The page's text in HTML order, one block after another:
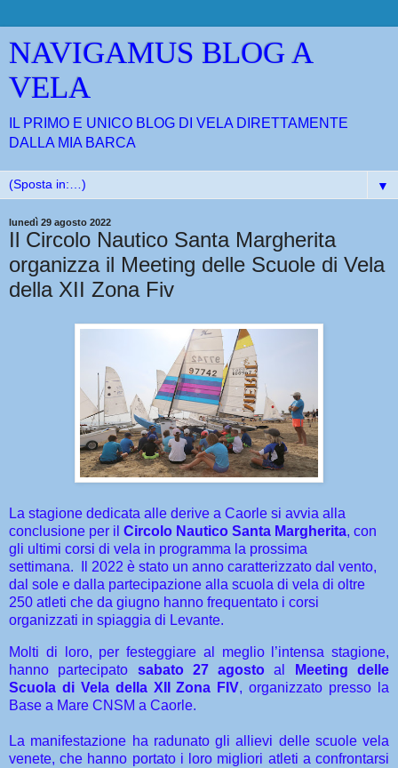
NAVIGAMUS BLOG A
VELA
IL PRIMO E UNICO BLOG DI VELA DIRETTAMENTE
DALLA MIA BARCA
▼
lunedì 29 agosto 2022
Il Circolo Nautico Santa Margherita
organizza il Meeting delle Scuole di Vela
della XII Zona Fiv
La stagione dedicata alle derive a Caorle si avvia alla
conclusione per il Circolo Nautico Santa Margherita, con
gli ultimi corsi di vela in programma la prossima
settimana.
Il 2022 è stato un anno caratterizzato dal vento,
dal sole e dalla partecipazione alla scuola di vela di oltre
250 atleti che da giugno hanno frequentato i corsi
organizzati in spiaggia di Levante.
Molti di loro, per festeggiare al meglio l’intensa stagione,
hanno partecipato sabato 27 agosto al
Meeting delle
Scuola di Vela della XII Zona FIV, organizzato presso la
Base a Mare CNSM a Caorle.
La manifestazione ha radunato gli allievi delle scuole vela
venete, che hanno portato i loro migliori atleti a confrontarsi